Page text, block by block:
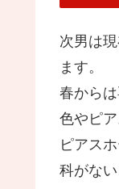
次男は
ます。
春から
色やピ
ピアス
科がな